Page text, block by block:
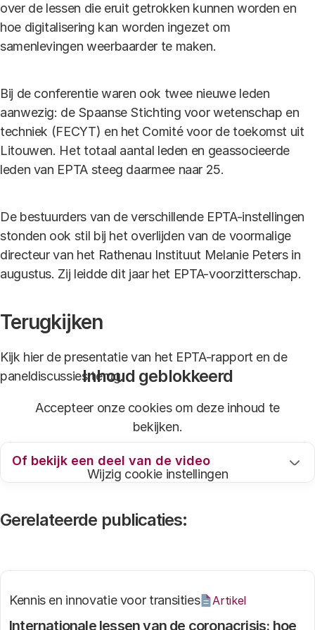
over de lessen die eruit getrokken kunnen worden en
hoe digitalisering kan worden ingezet om
samenlevingen weerbaarder te maken.
Bij de conferentie waren ook twee nieuwe leden
aanwezig: de Spaanse Stichting voor wetenschap en
techniek (FECYT) en het Comité voor de toekomst uit
Litouwen. Het totaal aantal leden en geassocieerde
leden van EPTA steeg daarmee naar 25.
De bestuurders van de verschillende EPTA-instellingen
stonden ook stil bij het overlijden van de voormalige
directeur van het Rathenau Instituut Melanie Peters in
augustus. Zij leidde dit jaar het EPTA-voorzitterschap.
Terugkijken
Kijk hier de presentatie van het EPTA-rapport en de
paneldiscussies terug.Inhoud geblokkeerd
Accepteer onze cookies om deze inhoud te
bekijken.
Wijzig cookie instellingen
Of bekijk een deel van de video
Rathenau Instituut
Presentation EPTA report , Rosanne van
Handing over EPTA report to Mark Roscam
19 in The Netherlands
Brief reflection Mark Roscam Abbbing on the
Gerelateerde publicaties:
Internationale lessen van de coronacrisis: hoe
Kennis en innovatie voor transities Artikel